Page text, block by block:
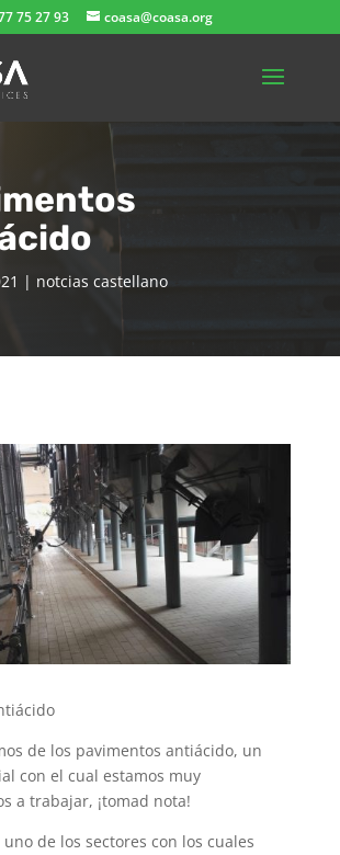
75 27 93 coasa@coasa.org
| notcias castellano
de los pavimentos antiácido, un
con el cual estamos muy
a trabajar, ¡tomad nota!
de los sectores con los cuales